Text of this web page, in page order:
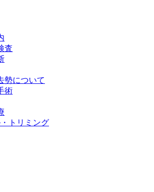
査
勢について
術
トリミング